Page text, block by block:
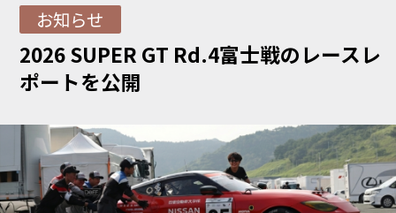
お知らせ
2026 SUPER GT Rd.4富士戦のレースレ
ポートを公開